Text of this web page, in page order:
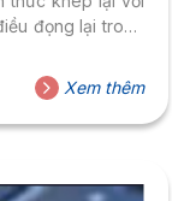
đọng lại trong
cách hành xử
phần thân thiện
Xem thêm